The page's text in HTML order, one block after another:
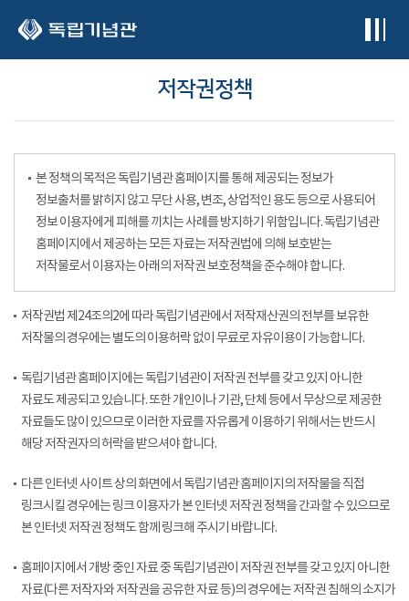
저작권정책
본 정책의 목적은 독립기념관 홈페이지를 통해 제공되는 정보가
정보출처를 밝히지 않고 무단 사용, 변조, 상업적인 용도 등으로 사용되어
정보 이용자에게 피해를 끼치는 사례를 방지하기 위함입니다. 독립기념관
홈페이지에서 제공하는 모든 자료는 저작권법에 의해 보호받는
저작물로서 이용자는 아래의 저작권 보호정책을 준수해야 합니다.
저작권법 제24조의2에 따라 독립기념관에서 저작재산권의 전부를 보유한
저작물의 경우에는 별도의 이용허락 없이 무료로 자유이용이 가능합니다.
독립기념관 홈페이지에는 독립기념관이 저작권 전부를 갖고 있지 아니한
자료도 제공되고 있습니다. 또한 개인이나 기관, 단체 등에서 무상으로 제공한
자료들도 많이 있으므로 이러한 자료를 자유롭게 이용하기 위해서는 반드시
해당 저작권자의 허락을 받으셔야 합니다.
다른 인터넷 사이트 상의 화면에서 독립기념관 홈페이지의 저작물을 직접
링크시킬 경우에는 링크 이용자가 본 인터넷 저작권 정책을 간과할 수 있으므로
본 인터넷 저작권 정책도 함께 링크해 주시기 바랍니다.
홈페이지에서 개방 중인 자료 중 독립기념관이 저작권 전부를 갖고 있지 아니한
자료(다른 저작자와 저작권을 공유한 자료 등)의 경우에는 저작권 침해의 소지가